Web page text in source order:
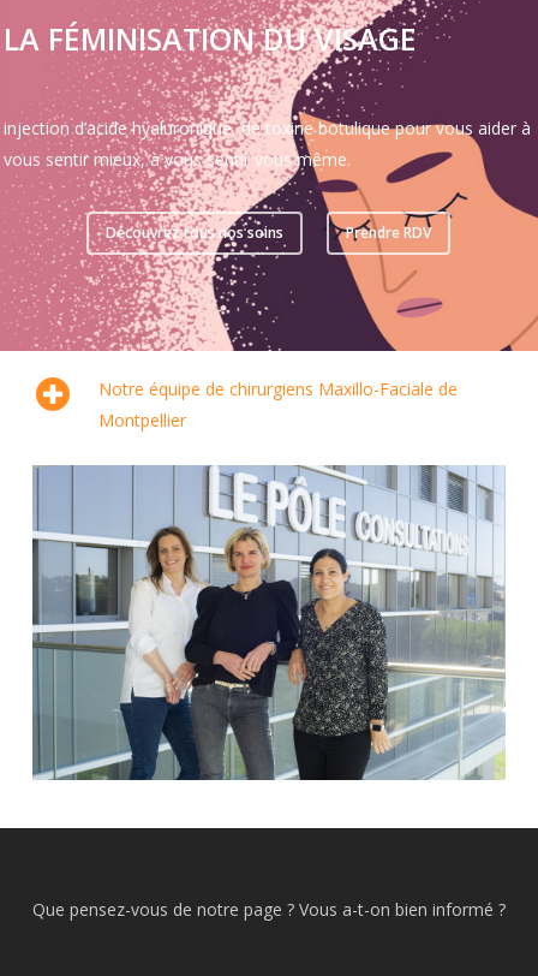
LA FÉMINISATION DU VISAGE
injection d’acide hyaluronique, de toxine botulique pour vous aider à
vous sentir mieux, à vous sentir vous même.
Découvrez tous nos soins Prendre RDV
Notre équipe de chirurgiens Maxillo-Faciale de
Montpellier
Que pensez-vous de notre page ? Vous a-t-on bien informé ?